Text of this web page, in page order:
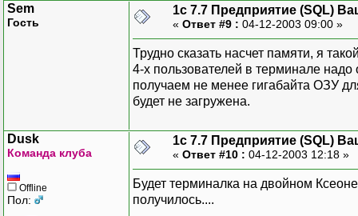
Sem
Гость
1с 7.7 Предприятие (SQL)
« Ответ #9 : 04-12-2003 09:00 »
Трудно сказать насчет памяти, я
4-х пользователей в терминале
получаем не менее гигабайта ОЗУ
будет не загружена.
Dusk
Команда клуба
Offline
Пол:
1с 7.7 Предприятие (SQL)
« Ответ #10 : 04-12-2003 12:18 »
Будет терминалка на двойном
получилось....